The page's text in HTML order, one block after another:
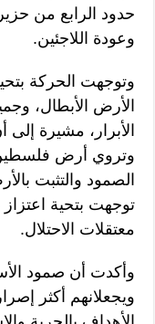
حدود الرابع من
وعودة اللاجئين.
وتوجهت الحركة
الأرض الأبطال،
الأبرار، مشيرة
وتروي أرض
الصمود والتثبت
توجهت بتحية اعتزاز
معتقلات الاحتلال.
وأكدت أن صمود
ويجعلانهم أكثر